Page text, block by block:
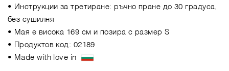
• Инструкции за третиране: ръчно пране до 30 градуса,
без сушилня
• Мая е висока 169 см и позира с размер S
• Продуктов код: 02189
• Made with love in